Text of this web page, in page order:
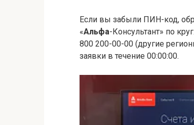
Если вы забыли ПИН-код,
«Альфа-Консультант» по
800 200-00-00 (другие
заявки в течение 00:00:00.